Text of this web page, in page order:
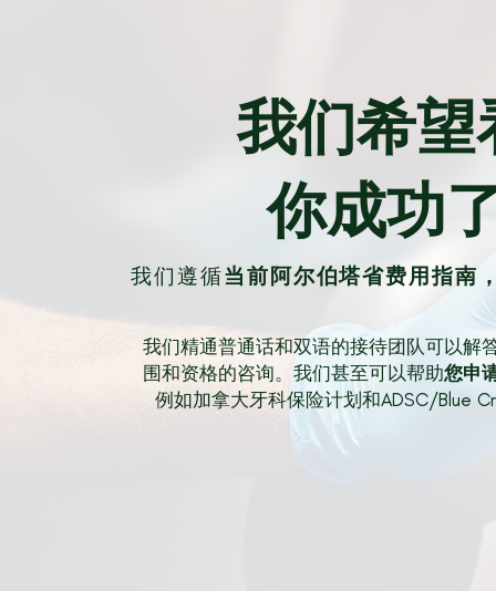
我们希望
你成功
我们遵循当前阿尔伯塔省费用指南
我们精通普通话和双语的接待团队可以解
围和资格的咨询。我们甚至可以帮助您申
例如加拿大牙科保险计划和ADSC/Blue